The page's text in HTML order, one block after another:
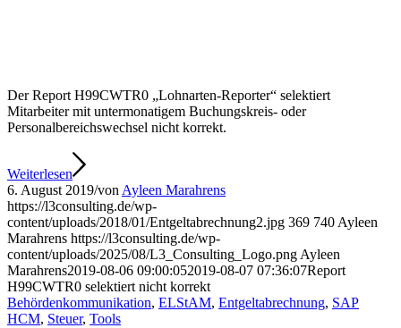
Der Report H99CWTR0 „Lohnarten-Reporter“ selektiert
Mitarbeiter mit untermonatigem Buchungskreis- oder
Personalbereichswechsel nicht korrekt.
Weiterlesen
6. August 2019/von Ayleen Marahrens
https://l3consulting.de/wp-
content/uploads/2018/01/Entgeltabrechnung2.jpg 369 740 Ayleen
Marahrens https://l3consulting.de/wp-
content/uploads/2025/08/L3_Consulting_Logo.png Ayleen
Marahrens2019-08-06 09:00:052019-08-07 07:36:07Report
H99CWTR0 selektiert nicht korrekt
Behördenkommunikation, ELStAM, Entgeltabrechnung, SAP
HCM, Steuer, Tools